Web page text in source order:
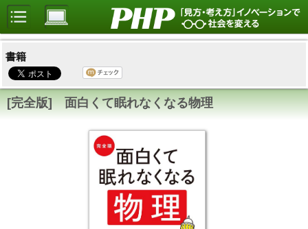
書籍
[完全版] 面白くて眠れなくなる物理